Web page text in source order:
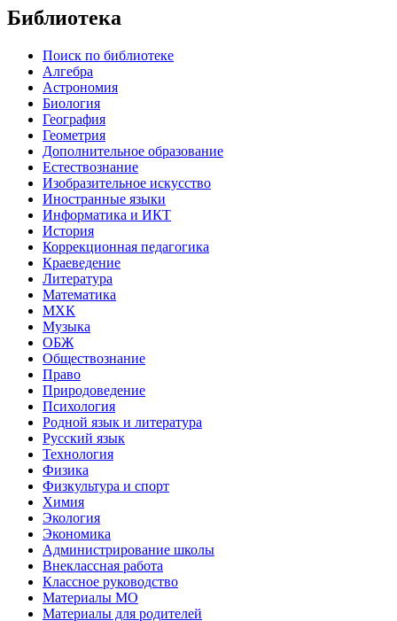
Библиотека
Поиск по библиотеке
Алгебра
Астрономия
Биология
География
Геометрия
Дополнительное образование
Естествознание
Изобразительное искусство
Иностранные языки
Информатика и ИКТ
История
Коррекционная педагогика
Краеведение
Литература
Математика
МХК
Музыка
ОБЖ
Обществознание
Право
Природоведение
Психология
Родной язык и литература
Русский язык
Технология
Физика
Физкультура и спорт
Химия
Экология
Экономика
Администрирование школы
Внеклассная работа
Классное руководство
Материалы МО
Материалы для родителей